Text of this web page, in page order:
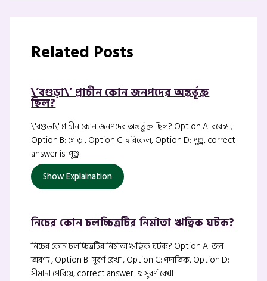
Related Posts
\’বগুড়া\’ প্রাচীন কোন জনপদের অন্তর্ভূক্ত
ছিল?
\'বগুড়া\' প্রাচীন কোন জনপদের অন্তর্ভূক্ত ছিল? Option A: বরেন্দ্র ,
Option B: গৌড় , Option C: হরিকেল, Option D: পুণ্ড্র, correct
answer is: পুণ্ড্র
Show Explaination
নিচের কোন চলচ্চিত্রটির নির্মাতা ঋত্বিক ঘটক?
নিচের কোন চলচ্চিত্রটির নির্মাতা ঋত্বিক ঘটক? Option A: জন
অরণ্য , Option B: সুবর্ণ রেখা , Option C: পদাতিক, Option D:
সীমানা পেরিয়ে, correct answer is: সুবর্ণ রেখা